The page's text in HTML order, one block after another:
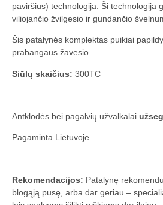
paviršius) technologija. Ši technologija
viliojančio žvilgesio ir gundančio
Šis patalynės komplektas puikiai
prabangaus žavesio.
Siūlų skaičius: 300TC
Antklodės bei pagalvių užvalkalai
Pagaminta Lietuvoje
Rekomendacijos: Patalynę
blogąją pusę, arba dar geriau –